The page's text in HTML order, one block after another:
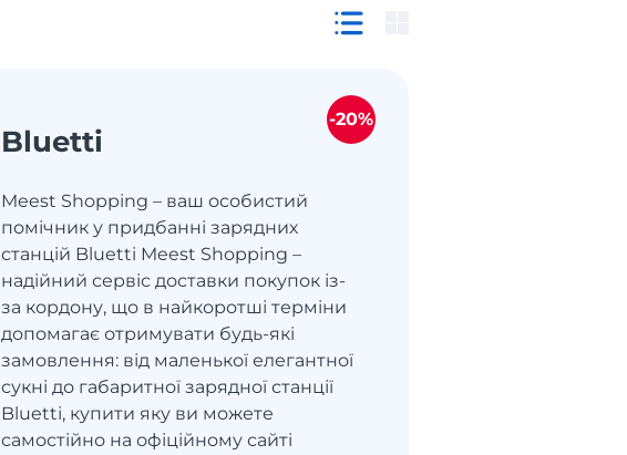
Bluetti
Meest Shopping – ваш особистий
помічник у придбанні зарядних
станцій Bluetti Meest Shopping –
надійний сервіс доставки покупок із-
за кордону, що в найкоротші терміни
допомагає отримувати будь-які
замовлення: від маленької елегантної
сукні до габаритної зарядної станції
Bluetti, купити яку ви можете
самостійно на офіційному сайті
-20%